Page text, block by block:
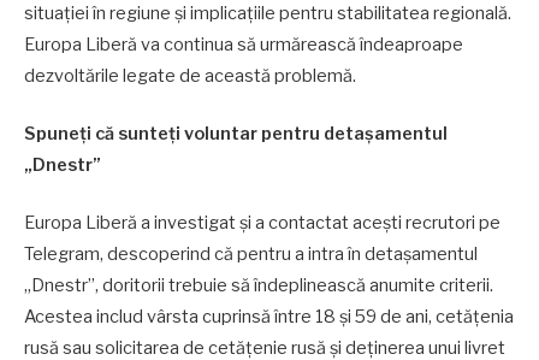
situației în regiune și implicațiile pentru stabilitatea regională.
Europa Liberă va continua să urmărească îndeaproape
dezvoltările legate de această problemă.
Spuneți că sunteți voluntar pentru detașamentul
„Dnestr”
Europa Liberă a investigat și a contactat acești recrutori pe
Telegram, descoperind că pentru a intra în detașamentul
„Dnestr”, doritorii trebuie să îndeplinească anumite criterii.
Acestea includ vârsta cuprinsă între 18 și 59 de ani, cetățenia
rusă sau solicitarea de cetățenie rusă și deținerea unui livret